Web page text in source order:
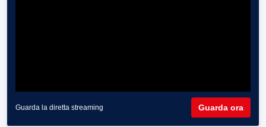
Guarda la diretta streaming Guarda ora